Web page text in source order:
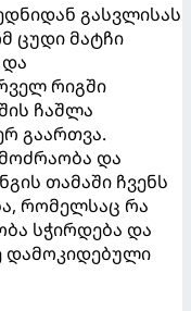
გასვლისას
ცუდი მატჩი
რიგში
ჩაშლა
გაართვა.
და
თამაში ჩვენს
რომელსაც რა
სჭირდება და